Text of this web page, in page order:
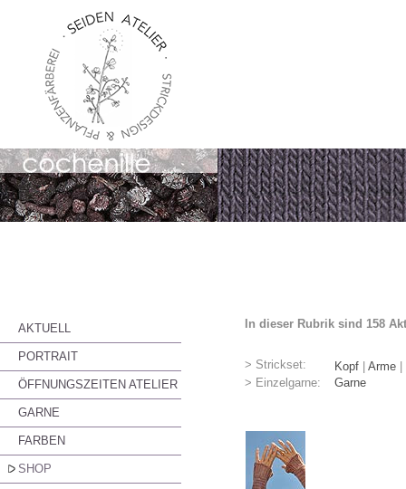
AKTUELL
PORTRAIT
ÖFFNUNGSZEITEN ATELIER
GARNE
FARBEN
SHOP
In dieser Rubrik sind 158
> Strickset: Kopf Arme
> Einzelgarne:
Garne